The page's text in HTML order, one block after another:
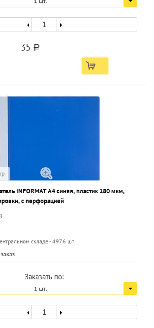
35 a
INFORMAT А4 синяя, пластик 180 мкм,
с перфорацией
складе - 4976 шт.
Заказать по:
1 шт.